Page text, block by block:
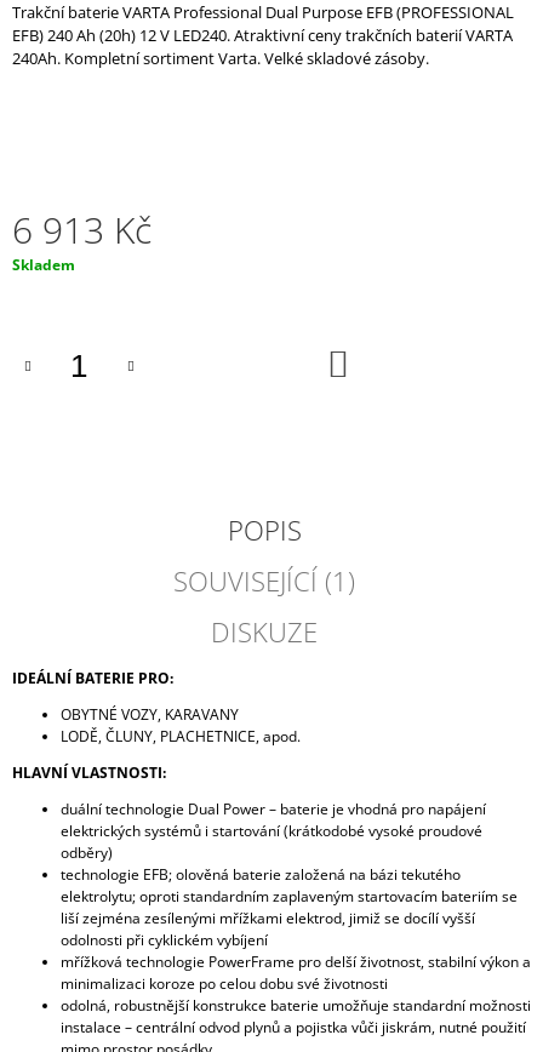
Trakční baterie VARTA Professional Dual Purpose EFB (PROFESSIONAL
EFB) 240 Ah (20h) 12 V LED240. Atraktivní ceny trakčních baterií VARTA
240Ah. Kompletní sortiment Varta. Velké skladové zásoby.
6 913 Kč
Měrná
Skladem
POPIS
SOUVISEJÍCÍ (1)
DISKUZE
IDEÁLNÍ BATERIE PRO:
OBYTNÉ VOZY, KARAVANY
LODĚ, ČLUNY, PLACHETNICE, apod.
HLAVNÍ VLASTNOSTI:
duální technologie Dual Power – baterie je vhodná pro napájení
elektrických systémů i startování (krátkodobé vysoké proudové
odběry)
technologie EFB; olověná baterie založená na bázi tekutého
elektrolytu; oproti standardním zaplaveným startovacím bateriím se
liší zejména zesílenými mřížkami elektrod, jimiž se docílí vyšší
odolnosti při cyklickém vybíjení
mřížková technologie PowerFrame pro delší životnost, stabilní výkon a
minimalizaci koroze po celou dobu své životnosti
odolná, robustnější konstrukce baterie umožňuje standardní možnosti
instalace – centrální odvod plynů a pojistka vůči jiskrám, nutné použití
J
E
M
DUAL
PURPOSE
(STARTER)
2